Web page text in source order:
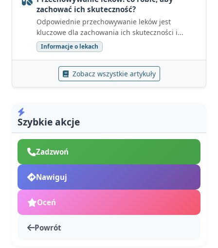
zachować ich skuteczność?
Odpowiednie przechowywanie leków jest
kluczowe dla zachowania ich skuteczności i...
Informacje o lekach
Zobacz wszystkie artykuły
Szybkie akcje
Zadzwoń
Nawiguj
Oceń
Powrót